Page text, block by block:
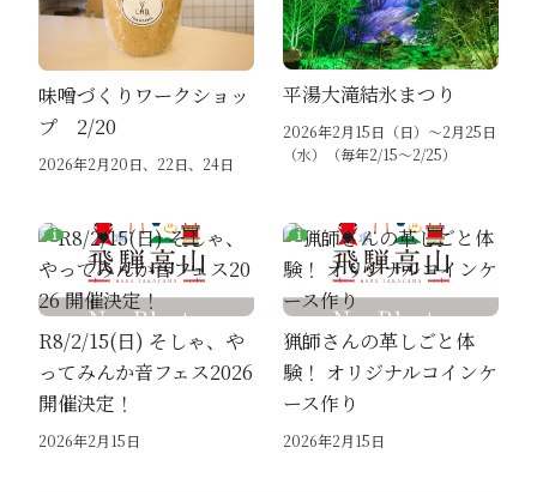
味噌づくりワークショッ
プ 2/20
2026年2月20日、22日、24日
平湯大滝結氷まつり
2026年2月15日（日）～2月25日
（水）（毎年2/15～2/25）
R8/2/15(日) そしゃ、や
ってみんか音フェス2026
開催決定！
2026年2月15日
猟師さんの革しごと体
験！ オリジナルコインケ
ース作り
2026年2月15日